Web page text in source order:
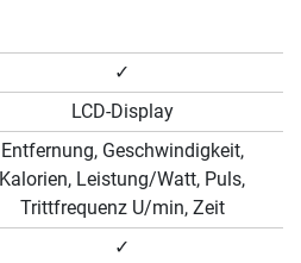
✓
LCD-Display
Entfernung, Geschwindigkeit,
Kalorien, Leistung/Watt, Puls,
Trittfrequenz U/min, Zeit
✓